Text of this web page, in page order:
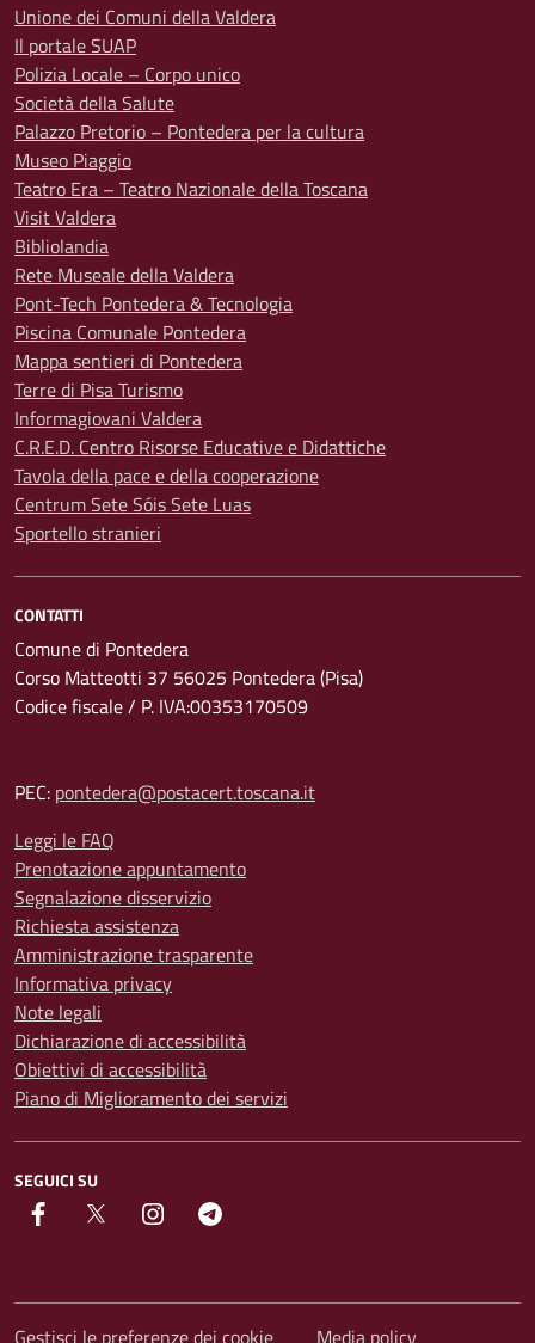
Unione dei Comuni della Valdera
Il portale SUAP
Polizia Locale – Corpo unico
Società della Salute
Palazzo Pretorio – Pontedera per la cultura
Museo Piaggio
Teatro Era – Teatro Nazionale della Toscana
Visit Valdera
Bibliolandia
Rete Museale della Valdera
Pont-Tech Pontedera & Tecnologia
Piscina Comunale Pontedera
Mappa sentieri di Pontedera
Terre di Pisa Turismo
Informagiovani Valdera
C.R.E.D. Centro Risorse Educative e Didattiche
Tavola della pace e della cooperazione
Centrum Sete Sóis Sete Luas
Sportello stranieri
CONTATTI
Comune di Pontedera
Corso Matteotti 37 56025 Pontedera (Pisa)
Codice fiscale / P. IVA:00353170509
PEC: pontedera@postacert.toscana.it
Leggi le FAQ
Prenotazione appuntamento
Segnalazione disservizio
Richiesta assistenza
Amministrazione trasparente
Informativa privacy
Note legali
Dichiarazione di accessibilità
Obiettivi di accessibilità
Piano di Miglioramento dei servizi
SEGUICI SU
facebook Twitter instagram
Gestisci le preferenze dei cookie Media policy